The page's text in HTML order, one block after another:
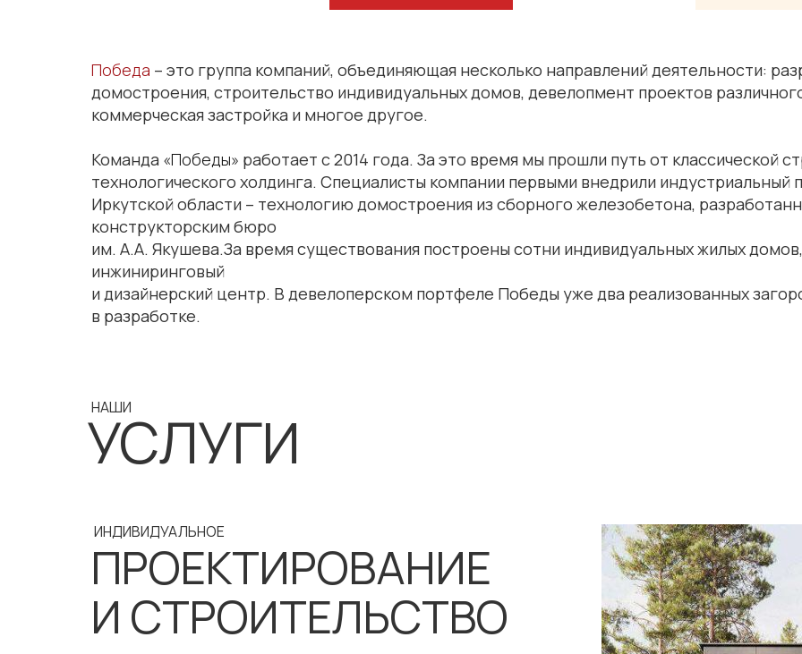
Победа – это группа компаний, объединяющая несколько направлений деятельности:
домостроения, строительство индивидуальных домов, девелопмент проектов
коммерческая застройка и многое другое.
Команда «Победы» работает с 2014 года. За это время мы прошли путь от классической
технологического холдинга. Специалисты компании первыми внедрили
Иркутской области – технологию домостроения из сборного железобетона,
конструкторским бюро
им. А.А. Якушева.За время существования построены сотни индивидуальных жилых
инжиниринговый
и дизайнерский центр. В девелоперском портфеле Победы уже два реализованных
в разработке.
НАШИ
УСЛУГИ
ИНДИВИДУАЛЬНОЕ
ПРОЕКТИРОВАНИЕ
И СТРОИТЕЛЬСТВО